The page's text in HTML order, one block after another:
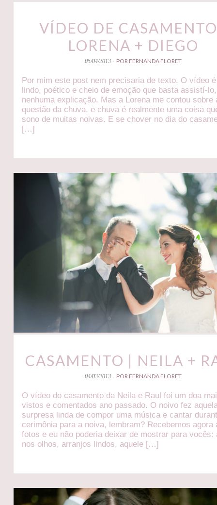
VÍDEO DE
LORENA + DIEGO
05/04/2013 - POR FERNANDA FLORET
Por mim este post nem precisaria de texto. O vídeo
lindo, poético e cheio de emoção que basta assistí-
nenhuma explicação. Mas a Lorena me contou sobre
questão da chuva, e chuva é realmente uma coisa
sono de muitas noivas. E se chover no dia do
[…]
CASAMENTO | NEILA +
04/03/2013 - POR FERNANDA FLORET
O vídeo do casamento da Neila e Raul foi um doa
vistos e comentados ano passado. O noivo fez
surpresa linda de compor uma música e cantar
cerimônia para a noiva, lembram? Recebemos agora
fotos e eu não poderia deixar de mostrar para vocês:
nos olhos, arranjos lindos, aquele […]